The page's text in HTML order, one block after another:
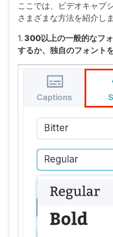
ここでは、ビデオキャプ
さまざまな方法を紹介しま
1. 300以上の一般的なフ
するか、独自のフォント